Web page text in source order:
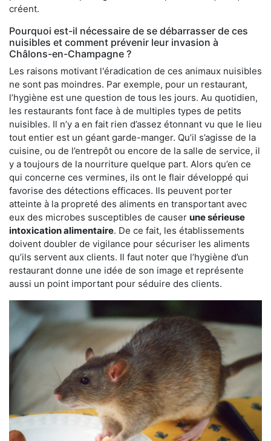
créent.
Pourquoi est-il nécessaire de se débarrasser de ces
nuisibles et comment prévenir leur invasion à
Châlons-en-Champagne ?
Les raisons motivant l'éradication de ces animaux nuisibles
ne sont pas moindres. Par exemple, pour un restaurant,
l’hygiène est une question de tous les jours. Au quotidien,
les restaurants font face à de multiples types de petits
nuisibles. Il n’y a en fait rien d’assez étonnant vu que le lieu
tout entier est un géant garde-manger. Qu’il s’agisse de la
cuisine, ou de l’entrepôt ou encore de la salle de service, il
y a toujours de la nourriture quelque part. Alors qu’en ce
qui concerne ces vermines, ils ont le flair développé qui
favorise des détections efficaces. Ils peuvent porter
atteinte à la propreté des aliments en transportant avec
eux des microbes susceptibles de causer une sérieuse
intoxication alimentaire. De ce fait, les établissements
doivent doubler de vigilance pour sécuriser les aliments
qu’ils servent aux clients. Il faut noter que l’hygiène d’un
restaurant donne une idée de son image et représente
aussi un point important pour séduire des clients.